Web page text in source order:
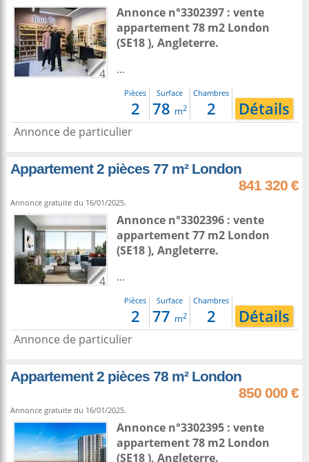
4
Annonce n°3302397 : vente
appartement 78 m2 London
(SE18 ), Angleterre.
...
Pièces
2
Surface
78 m2
Chambres
2 Détails
Annonce de particulier
Appartement 2 pièces 77 m² London
841 320 €
Annonce gratuite du 16/01/2025.
4
Annonce n°3302396 : vente
appartement 77 m2 London
(SE18 ), Angleterre.
...
Pièces
2
Surface
77 m2
Chambres
2 Détails
Annonce de particulier
Appartement 2 pièces 78 m² London
850 000 €
Annonce gratuite du 16/01/2025.
Annonce n°3302395 : vente
appartement 78 m2 London
(SE18 ), Angleterre.